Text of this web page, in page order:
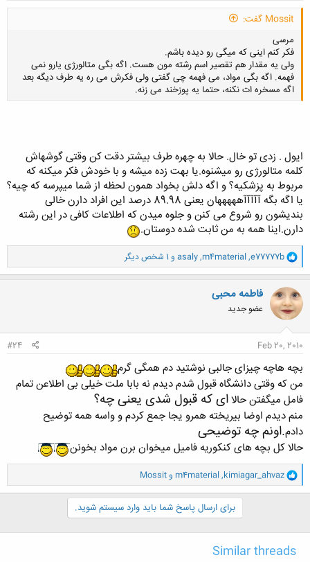
Mossit گفت:
مرسی
فکر کنم اینی که میگی رو دیده باشم.
ولی یه مقدار هم تقصیر اسم رشته مون هست. اگه بگی متالورژی یارو نمی
فهمه. اگه بگی مواد، می فهمه چی گفتی ولی فکرش می ره یه طرف دیگه بعد
اگه مسخره ات نکنه، حتما یه پوزخند می زنه.
ایول . زدی تو خال. حالا به چهره طرف بیشتر دقت کن وقتی گوشهاش
کلمه متالورژی رو میشنوه.یا بهت زده میشه و با خودش فکر میکنه که
مربوط به پزشکیه؟ و اگه دلش بخواد همون لحظه از شما میپرسه که چیه؟
یا اگه بگه آآآآآهههههان یعنی 89.98 درصد این افراد دارن خالی
بندیشون رو شروع می کنن و جلوه میدن که اطلاعات کافی در این رشته
دارن.اینا همه به من ثابت شده دوستان.
و
ا
ک
ن
ش
ه
ا
e77777b
,
m4material
,
asaly و 1 شخص دیگر
فاطمه محبی
عضو جدید
Feb 20, 2010
#24
بچه هاچه چیزای جالبی نوشتید دم همگی گرم
من که وقتی دانشگاه قبول شدم دیدم نه بابا ملت خیلی بی اطلاعن تمام
فامل میگفتن حالاای که قبول شدی یعنی چه؟
منم دیدم اوضا بیریخته همرو یجا جمع کردم و واسه همه توضیح
دادم.اونم چه توضیحی
حالا کل بچه های کنکوریه فامیل میخوان برن مواد بخونن
و
ا
ک
:
kimiagar_ahvaz
,
m4material و Mossit
برای ارسال پاسخ شما باید وارد سیستم شوید.
Similar threads